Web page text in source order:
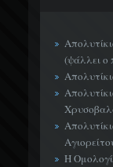
(ψάλλει ο
Η